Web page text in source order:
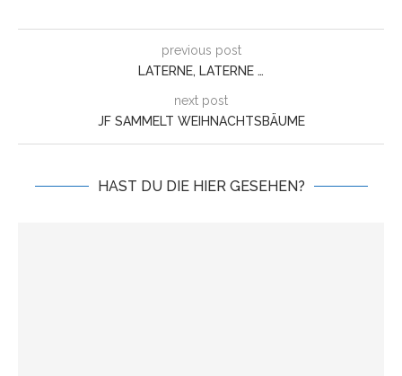
previous post
LATERNE, LATERNE …
next post
JF SAMMELT WEIHNACHTSBÄUME
HAST DU DIE HIER GESEHEN?